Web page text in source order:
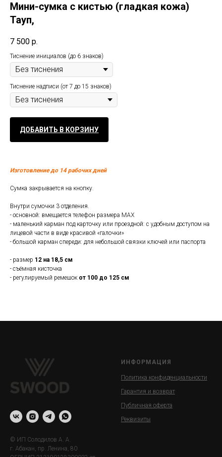
Мини-сумка с кистью (гладкая кожа)
Тауп,
7 500 р.
Тиснение инициалов (до 6 знаков)
Тиснение надписи (от 7 до 15 знаков)
ДОБАВИТЬ В КОРЗИНУ
Изготовление до 14 рабочих дней
Сумка закрывается на кнопку.
Внутри сумочки 3 отделения.
- основной: вмещается телефон размера MAX
- маленький карман под карточку или проездной: с удобным доступом на
лицевой части в виде красивой «галочки»
- большой карман спереди: для небольшой связки ключей или паспорта
- размер 12 на 18,5 см
- съёмная кисточка
- регулируемый ремешок от 100 до 125 см
© ИП Солодилов А. А.
г. Абакан, пр. Ленина, 80
ИНФОРМАЦИЯ
Политика конфиденциальности
Гарантия и возврат
Публичная оферта
Реквизиты